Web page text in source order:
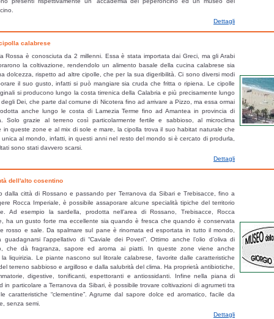
calabrese (es.: ciccioli, gelatina, sanguinaccio, ecc.). Prodotti tipici con
sono quelli caseari, ottenuti dalla lavorazione dei prodotti derivanti
prodotti di riconosciuta bontà quali il Caciocavallo Silano, il Pecorino crotonese,
in Calabria un posto di grande rilevanza, e da qualche anno non è più solo
familiare ma anche alla produzione artigianale ed industriale. I fichi mangiati
vera prelibatezza. Gli stessi possono essere conservati e mangiati secchi,
in un arbusto a forma di corona, cotti al forno, avvolti in foglie di fico a
il processo di essiccazione preferito è quello naturale e non quello
maggiore produzione che sono quelle del cosentino. La cosiddetta Cipolla di
unico nel suo genere, ricco di qualità nutritive e prezioso per preparazioni
sapore ne consente un uso piacevole anche crudo. Viene principalmente
del vibonese, anche se negli ultimi anni una rilevante produzione si è
Savuto cosentino. Per tutti i Paesi appartenenti all’area del Mediterraneo la
e la produzione olearia rappresentano attività fondamentali dell’agricoltura ed
qualità alimentare. L’olio di oliva, specialmente nei luoghi di produzione come la
l’elemento di base dei prodotti gastronomici. La produzione di maggior
cosentini di origini albanesi, in alcune aree del lamentino e del crotonese, ed in
Anche il vino negli ultimi anni sta conquistando i mercati nazionali.
alimentari calabresi la maggiore produzione è stata per lungo tempo
Oggi i vini calabresi sono molto apprezzati a livello nazionale ed
di maggiore produzione ed interesse dei vini DOC e IGT sono quelle di: Cirò nel
nella provincia catanzarese, del Pollino, del Savuto, di Verbicaro e di
di Bivongi e della Costa Viola nel Reggino. Una pianta appartenente alle
Liquirizia trova il suo habitat naturale in Calabria. Si trova principalmente
comuni di Corigliano e Rossano, dove viene prodotto oltre il 70% della
A partire dalla fine dell’estate e per tutto il periodo autunnale sotto le pinete
nasce e cresce uno fra i prodotti più noti ed apprezzati della Sila: il fungo.
Dettagli
calabrese
Rossa è conosciuta da 2 millenni. Essa è stata importata dai Greci, ma gli Arabi
la coltivazione, rendendolo un alimento basale della cucina calabrese sia
dolcezza, rispetto ad altre cipolle, che per la sua digeribilità. Ci sono diversi modi
il suo gusto, infatti si può mangiare sia cruda che fritta o ripiena. Le cipolle
si producono lungo la costa tirrenica della Calabria e più precisamente lungo
Dei, che parte dal comune di Nicotera fino ad arrivare a Pizzo, ma essa ormai
anche lungo le costa di Lamezia Terme fino ad Amantea in provincia di
Solo grazie al terreno così particolarmente fertile e sabbioso, al microclima
in queste zone e al mix di sole e mare, la cipolla trova il suo habitat naturale che
al mondo, infatti, in questi anni nel resto del mondo si è cercato di produrla,
sono stati davvero scarsi.
Dettagli
dell'alto cosentino
dalla città di Rossano e passando per Terranova da Sibari e Trebisacce, fino a
Rocca Imperiale, è possibile assaporare alcune specialità tipiche del territorio
Ad esempio la sardella, prodotta nell’area di Rossano, Trebisacce, Rocca
ha un gusto forte ma eccellente sia quando è fresca che quando è conservata
rosso e sale. Da spalmare sul pane è rinomata ed esportata in tutto il mondo,
guadagnarsi l’appellativo di “Caviale dei Poveri”. Ottimo anche l’olio d’oliva di
che dà fragranza, sapore ed aroma ai piatti. In queste zone viene anche
la liquirizia. Le piante nascono sul litorale calabrese, favorite dalle caratteristiche
terreno sabbioso e argilloso e dalla salubrità del clima. Ha proprietà antibiotiche,
digestive, tonificanti, espettoranti e antiossidanti. Infine nella piana di
in particolare a Terranova da Sibari, è possibile trovare coltivazioni di agrumeti tra
caratteristiche “clementine”. Agrume dal sapore dolce ed aromatico, facile da
senza semi.
Dettagli